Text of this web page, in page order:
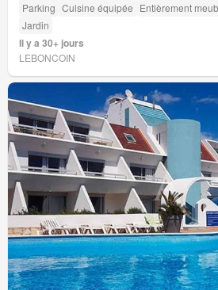
Parking Cuisine équipée Entièrement
Jardin
Il y a 30+ jours
LEBONCOIN